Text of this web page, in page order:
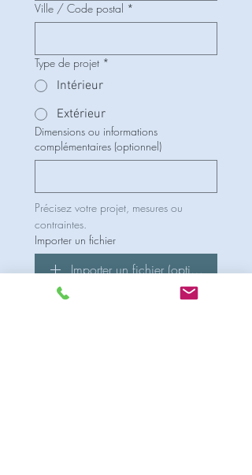
Ville / Code postal *
Type de projet *
Intérieur
Extérieur
Dimensions ou informations
complémentaires (optionnel)
Précisez votre projet, mesures ou
contraintes.
Importer un fichier
Importer un fichier (optionnel)
Plan, croquis, photo, inspiration